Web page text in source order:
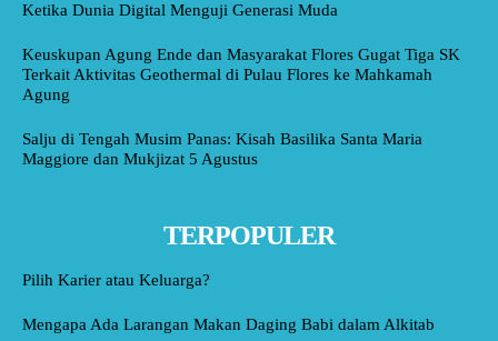
Ketika Dunia Digital Menguji Generasi Muda
Keuskupan Agung Ende dan Masyarakat Flores Gugat Tiga SK
Terkait Aktivitas Geothermal di Pulau Flores ke Mahkamah
Agung
Salju di Tengah Musim Panas: Kisah Basilika Santa Maria
Maggiore dan Mukjizat 5 Agustus
TERPOPULER
Pilih Karier atau Keluarga?
Mengapa Ada Larangan Makan Daging Babi dalam Alkitab